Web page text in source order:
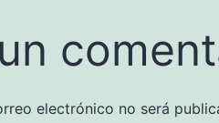
electrónico no será